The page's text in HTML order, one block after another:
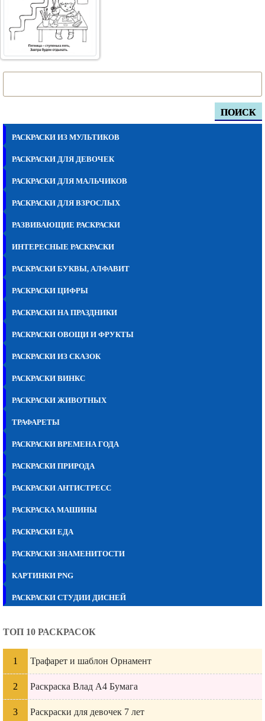
ПОИСК
РАСКРАСКИ ИЗ МУЛЬТИКОВ
РАСКРАСКИ ДЛЯ ДЕВОЧЕК
РАСКРАСКИ ДЛЯ МАЛЬЧИКОВ
РАСКРАСКИ ДЛЯ ВЗРОСЛЫХ
РАЗВИВАЮЩИЕ РАСКРАСКИ
ИНТЕРЕСНЫЕ РАСКРАСКИ
РАСКРАСКИ БУКВЫ, АЛФАВИТ
РАСКРАСКИ ЦИФРЫ
РАСКРАСКИ НА ПРАЗДНИКИ
РАСКРАСКИ ОВОЩИ И ФРУКТЫ
РАСКРАСКИ ИЗ СКАЗОК
РАСКРАСКИ ВИНКС
РАСКРАСКИ ЖИВОТНЫХ
ТРАФАРЕТЫ
РАСКРАСКИ ВРЕМЕНА ГОДА
РАСКРАСКИ ПРИРОДА
РАСКРАСКИ АНТИСТРЕСС
РАСКРАСКА МАШИНЫ
РАСКРАСКИ ЕДА
РАСКРАСКИ ЗНАМЕНИТОСТИ
КАРТИНКИ PNG
РАСКРАСКИ СТУДИИ ДИСНЕЙ
ТОП 10 РАСКРАСОК
Трафарет и шаблон Орнамент
Раскраска Влад А4 Бумага
Раскраски для девочек 7 лет